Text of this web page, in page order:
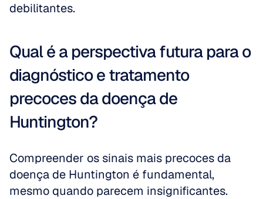
debilitantes.
Qual é a perspectiva futura para o
diagnóstico e tratamento
precoces da doença de
Huntington?
Compreender os sinais mais precoces da
doença de Huntington é fundamental,
mesmo quando parecem insignificantes.